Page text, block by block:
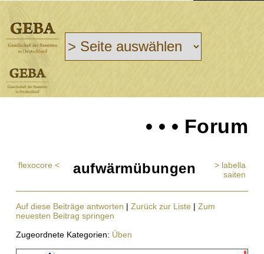
• • • Forum
flexocore < aufwärmübungen
> labella
saiten
Auf diese Beiträge antworten | Zurück zur Liste | Zum
neuesten Beitrag springen
Zugeordnete Kategorien: Üben